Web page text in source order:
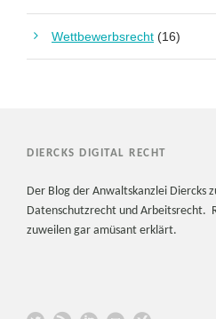
Wettbewerbsrecht (16)
DIERCKS DIGITAL RECHT
Der Blog der Anwaltskanzlei Diercks
Datenschutzrecht und Arbeitsrecht.
zuweilen gar amüsant erklärt.